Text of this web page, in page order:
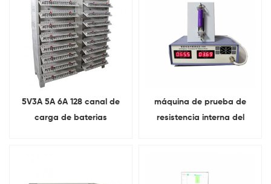
5V3A 5A 6A 128 canal de
carga de baterias
máquina de prueba de
resistencia interna del